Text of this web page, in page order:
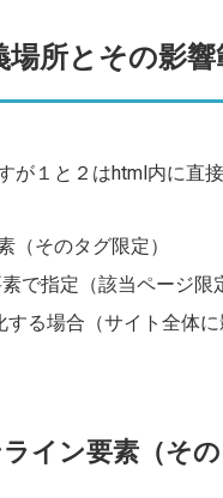
場所とその影
が１と２はhtml内に直
（そのタグ限定）
で指定（該当ページ限
る場合（サイト全体に
イン要素（その